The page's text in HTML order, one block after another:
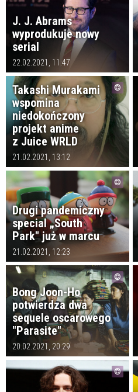
J. J. Abrams
wyprodukuje nowy
serial
22.02.2021, 11:47
Takashi Murakami
wspomina
niedokończony
projekt anime
z Juice WRLD
21.02.2021, 13:12
Drugi pandemiczny
special „South
Park" już w marcu
21.02.2021, 12:23
Bong Joon-Ho
potwierdza dwa
sequele oscarowego
"Parasite"
20.02.2021, 20:29